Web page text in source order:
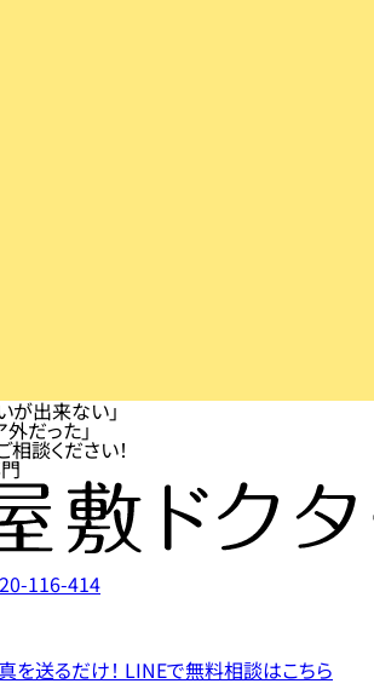
が出来ない」
だった」
談ください！
116-414
を送るだけ！ LINEで無料相談はこちら